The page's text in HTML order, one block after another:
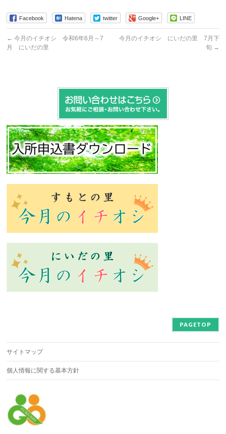
Facebook Hatena twitter Google+ LINE
← 今月のイチオシ 令和6年6月～7
月 にいだの里
今月のイチオシ にいだの里 7月下
旬 →
PAGETOP
サイトマップ
個人情報に関する基本方針